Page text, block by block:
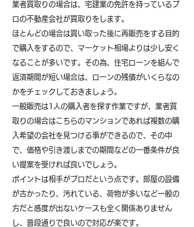
業者買取りの場合は、宅建業の免許を持っているプ
ロの不動産会社が買取りをします。
ほとんどの場合は買い取った後に再販売をする目的
で購入をするので、マーケット相場よりは少し安く
なることが多いです。その為、住宅ローンを組んで
返済期間が短い場合は、ローンの残債がいくらなの
かをチェックしておきましょう。
一般販売は1人の購入者を探す作業ですが、業者買
取りの場合はこちらのマンションであれば複数の購
入希望の会社を見つける事ができるので、その中
で、価格や引き渡しまでの期間などの一番条件が良
い提案を受ければ良いでしょう。
ポイントは相手がプロだという点です。部屋の設備
が古かったり、汚れている、荷物が多いなど一般の
方だと感度が出ないケースも全く関係ありません
し、普段通りで良いので対応が楽です。